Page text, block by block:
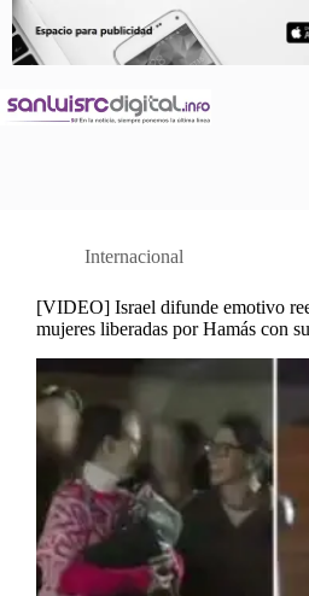
contenido
Internacional
[VIDEO] Israel difunde emotivo
mujeres liberadas por Hamás con